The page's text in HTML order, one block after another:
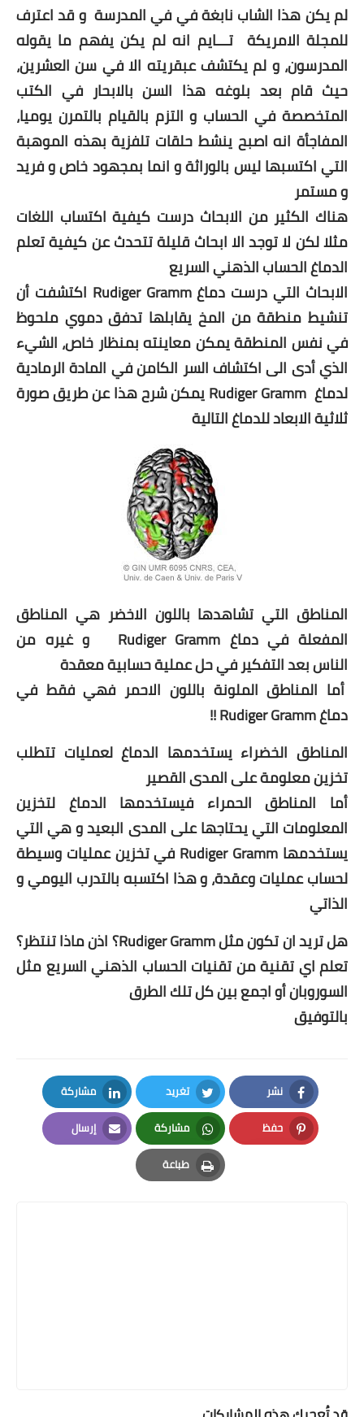
لم يكن هذا الشاب نابغة في في المدرسة و قد اعترف
للمجلة الامريكة تـــايم انه لم يكن يفهم ما يقوله
المدرسون، و لم يكتشف عبقريته الا في سن العشرين،
حيث قام بعد بلوغه هذا السن بالابحار في الكتب
المتخصصة في الحساب و التزم بالقيام بالتمرن يوميا،
المفاجأة انه اصبح ينشط حلقات تلفزية بهذه الموهبة
التي اكتسبها ليس بالوراثة و انما بمجهود خاص و فريد
و مستمر
هناك الكثير من الابحاث درست كيفية اكتساب اللغات
مثلا لكن لا توجد الا ابحاث قليلة تتحدث عن كيفية تعلم
الدماغ الحساب الذهني السريع
الابحاث التي درست دماغ
Rudiger Gramm اكتشفت أن
تنشيط منطقة من المخ يقابلها تدفق دموي ملحوظ
في نفس المنطقة يمكن معاينته بمنظار خاص، الشيء
الذي أدى الى اكتشاف السر الكامن في المادة الرمادية
لدماغ
Rudiger Gramm يمكن شرح هذا عن طريق صورة
ثلاثية الابعاد للدماغ التالية
المناطق التي تشاهدها باللون الاخضر هي المناطق
المفعلة في دماغ
Rudiger Gramm و غيره من
الناسبعد التفكير في حل عملية حسابية معقدة
أما المناطق الملونة باللون الاحمر فهي فقط في
دماغRudiger Gramm !!
المناطق الخضراء يستخدمها الدماغ لعمليات تتطلب
تخزين معلومة على المدى القصير
أما المناطق الحمراء فيستخدمها الدماغ لتخزين
المعلومات التي يحتاجها على المدى البعيد و هي التي
يستخدمها
Rudiger Gramm في تخزين عمليات وسيطة
لحساب عمليات وعقدة، و هذا اكتسبه بالتدرب اليومي و
الذاتي
هل تريد ان تكون مثل
Rudiger Gramm؟ اذن ماذا تنتظر؟
تعلم اي تقنية من تقنيات الحساب الذهني السريع مثل
السوروبان أو اجمع بين كل تلك الطرق
بالتوفيق
نشر
Facebook
تغريد
Twitter
مشاركة
LinkedIn
حفظ
Pinterest
مشاركة
Whatsapp
إرسال
Email
طباعة
Print